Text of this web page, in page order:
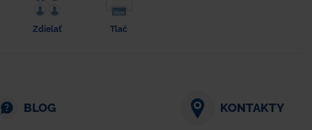
Zdielať Tlač
BLOG KONTAKTY